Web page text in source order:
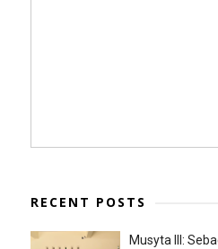
RECENT POSTS
Musyta III: